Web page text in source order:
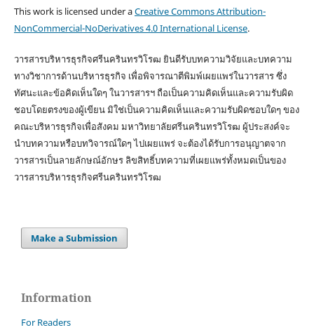
This work is licensed under aCreative Commons Attribution-
NonCommercial-NoDerivatives 4.0 International License.
วารสารบริหารธุรกิจศรีนครินทรวิโรฒ ยินดีรับบทความวิจัยและบทความ
ทางวิชาการด้านบริหารธุรกิจ เพื่อพิจารณาตีพิมพ์เผยแพร่ในวารสาร ซึ่ง
ทัศนะและข้อคิดเห็นใดๆ ในวารสารฯ ถือเป็นความคิดเห็นและความรับผิด
ชอบโดยตรงของผู้เขียน มิใช่เป็นความคิดเห็นและความรับผิดชอบใดๆ ของ
คณะบริหารธุรกิจเพื่อสังคม มหาวิทยาลัยศรีนครินทรวิโรฒ ผู้ประสงค์จะ
นำบทความหรือบทวิจารณ์ใดๆ ไปเผยแพร่ จะต้องได้รับการอนุญาตจาก
วารสารเป็นลายลักษณ์อักษร ลิขสิทธิ์บทความที่เผยแพร่ทั้งหมดเป็นของ
วารสารบริหารธุรกิจศรีนครินทรวิโรฒ
Make a Submission
Information
For Readers